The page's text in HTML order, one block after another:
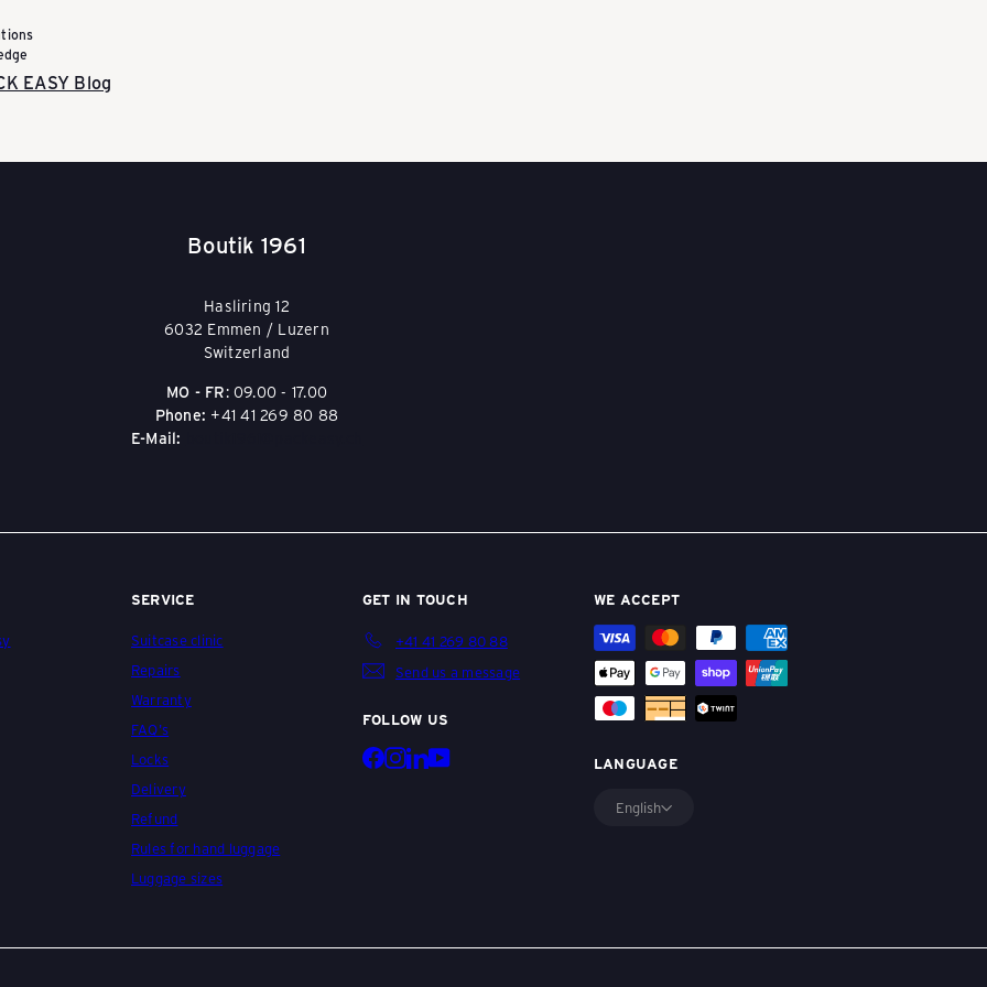
EASY Blog
Boutik 1961
Hasliring 12
6032 Emmen / Luzern
Switzerland
MO - FR: 09.00 - 17.00
Phone: +41 41 269 80 88
E-Mail:
SERVICE
Suitcase clinic
Repairs
Warranty
FAQ's
Locks
Delivery
Refund
Rules for hand luggage
Luggage sizes
GET IN TOUCH
+41 41 269 80 88
Send us a message
FOLLOW US
Facebook
Instagram
LinkedIn
YouTube
WE ACCEPT
LANGUAGE
English